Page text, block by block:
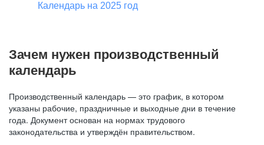
Календарь на 2025 год
Зачем нужен производственный
календарь
Производственный календарь — это график, в котором
указаны рабочие, праздничные и выходные дни в течение
года. Документ основан на нормах трудового
законодательства и утверждён правительством.